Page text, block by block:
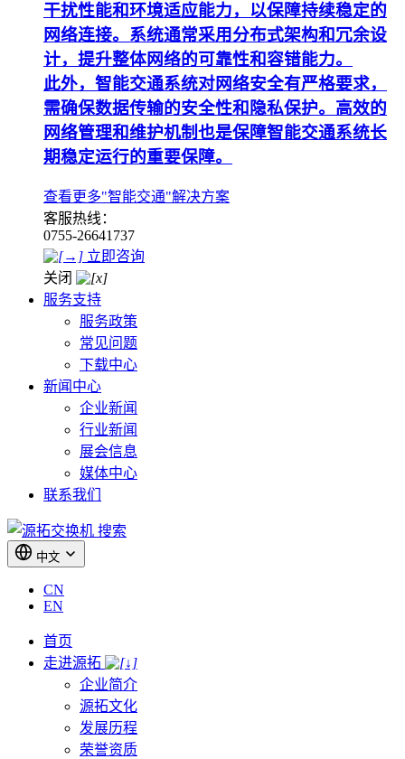
干扰性能和环境适应能力，以保障持续稳定的
网络连接。系统通常采用分布式架构和冗余设
计，提升整体网络的可靠性和容错能力。
此外，智能交通系统对网络安全有严格要求，
需确保数据传输的安全性和隐私保护。高效的
网络管理和维护机制也是保障智能交通系统长
期稳定运行的重要保障。
查看更多"智能交通"解决方案
客服热线：
0755-26641737
立即咨询
关闭
服务支持
服务政策
常见问题
下载中心
新闻中心
企业新闻
行业新闻
展会信息
媒体中心
联系我们
搜索
中文
CN
EN
首页
走进源拓
企业简介
源拓文化
发展历程
荣誉资质